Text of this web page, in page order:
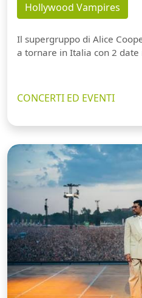
Hollywood Vampires
Il supergruppo di Alice
a tornare in Italia con 2
CONCERTI ED EVENTI